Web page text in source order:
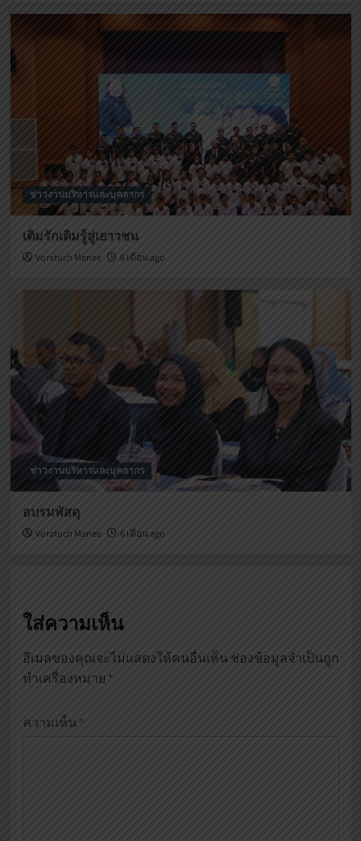
ข่าวงานบริหารและบุคลากร
เติมรักเติมรู้สู่เยาวชน
Voratuch Manee 6 เดือน ago
ข่าวงานบริหารและบุคลากร
อบรมพัสดุ
Voratuch Manee 6 เดือน ago
ใส่ความเห็น
อีเมลของคุณจะไม่แสดงให้คนอื่นเห็น ช่องข้อมูลจำเป็นถูก
ทำเครื่องหมาย *
ความเห็น *